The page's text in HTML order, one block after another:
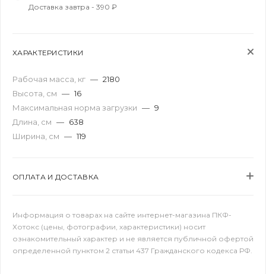
Доставка завтра - 390 ₽
ХАРАКТЕРИСТИКИ
Рабочая масса, кг — 2180
Высота, см — 16
Максимальная норма загрузки — 9
Длина, см — 638
Ширина, см — 119
ОПЛАТА И ДОСТАВКА
Информация о товарах на сайте интернет-магазина ПКФ-
Хотокс (цены, фотографии, характеристики) носит
ознакомительный характер и не является публичной офертой
определенной пунктом 2 статьи 437 Гражданского кодекса РФ.